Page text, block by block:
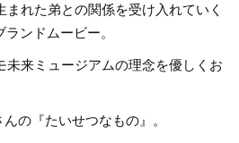
れた弟との関係を受け入れていく
ンドムービー。
未来ミュージアムの理念を優しくお
の『たいせつなもの』。